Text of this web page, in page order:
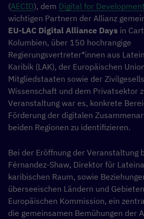
(AECID), dem Digital for
wichtigen Partnern der Allianz
EU-LAC Digital Alliance Days in
Kolumbien, über 150 hochrangige
Regierungsvertreter*innen aus
Karibik (LAK), der Europäischen
Mitgliedstaaten sowie der
Wissenschaft und dem Privatsektor
Veranstaltung war es, konkrete
Förderung der digitalen
beiden Regionen zu identifizieren.
Bei der Eröffnung der Veranstaltung
Férnandez-Shaw, Direktor für
karibischen Raum, sowie
überseeischen Ländern und
Europäischen Kommission, ein
die gemeinsamen Bemühungen der